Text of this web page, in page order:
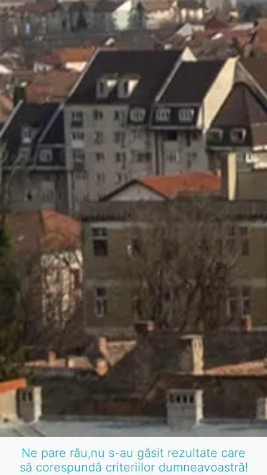
Ne pare rău,nu s-au găsit rezultate care
să corespundă criteriilor dumneavoastră!